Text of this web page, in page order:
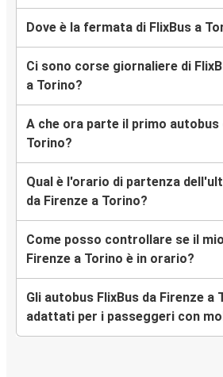
Dove è la fermata di FlixBus a
Ci sono corse giornaliere di
a Torino?
A che ora parte il primo autobus
Torino?
Qual è l'orario di partenza
da Firenze a Torino?
Come posso controllare se il
Firenze a Torino è in orario?
Gli autobus FlixBus da Firenze a
adattati per i passeggeri con